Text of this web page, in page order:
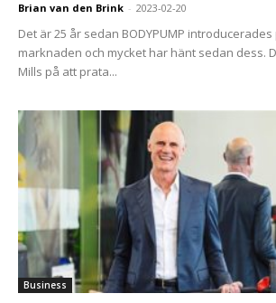
Brian van den Brink - 2023-02-20
Det är 25 år sedan BODYPUMP
marknaden och mycket har hänt sedan dess.
Mills på att prata...
Business